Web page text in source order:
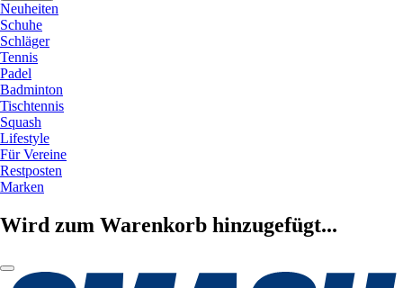
Neuheiten
Schuhe
Schläger
Tennis
Padel
Badminton
Tischtennis
Squash
Lifestyle
Für Vereine
Restposten
Marken
Wird zum Warenkorb hinzugefügt...